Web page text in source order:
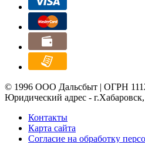
© 1996 ООО Дальсбыт | ОГРН
Юридический адрес -
Контакты
Карта сайта
Согласие на обработку